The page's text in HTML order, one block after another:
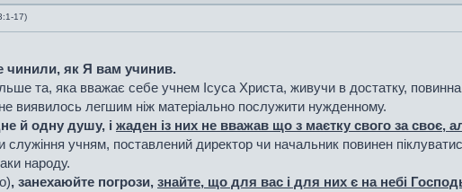
17)
чинили, як Я вам учинив.
та, яка вважає себе учнем Ісуса Христа, живучи в достатку,
виявилось легшим ніж матеріально послужити нужденному.
й одну душу, і жаден із них не вважав що з маєтку свого за своє,
служіння учням, поставлений директор чи начальник повинен
народу.
, занехаюйте погрози, знайте, що для вас і для них є на небі